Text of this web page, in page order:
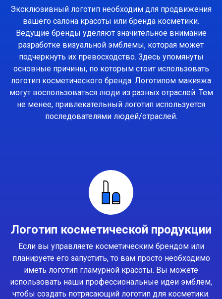
Эксклюзивный логотип необходим для продвижения
вашего салона красоты или бренда косметики.
Ведущие бренды уделяют значительное внимание
разработке визуальной эмблемы, которая может
подчеркнуть их превосходство. Здесь упомянуты
основные причины, по которым стоит использовать
логотип косметического бренда. Логотипом макияжа
могут воспользоваться люди из разных отраслей. Тем
не менее, привлекательный логотип используется
последователями людей/отраслей.
Логотип косметической продукции
Если вы управляете косметическим брендом или
планируете его запустить, то вам просто необходимо
иметь логотип гламурной красоты. Вы можете
использовать наши профессиональные идеи эмблем,
чтобы создать потрясающий логотип для косметики.